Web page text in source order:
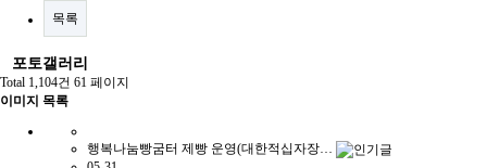
목록
포토갤러리
Total 1,104건 61 페이지
이미지 목록
행복나눔빵굼터 제빵 운영(대한적십자장…